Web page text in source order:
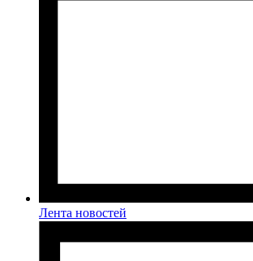
Лента новостей